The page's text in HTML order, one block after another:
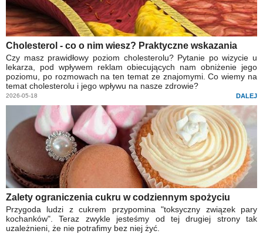
Cholesterol - co o nim wiesz? Praktyczne wskazania
Czy masz prawidłowy poziom cholesterolu? Pytanie po wizycie u
lekarza, pod wpływem reklam obiecujących nam obniżenie jego
poziomu, po rozmowach na ten temat ze znajomymi. Co wiemy na
temat cholesterolu i jego wpływu na nasze zdrowie?
2026-05-18 DALEJ
Zalety ograniczenia cukru w codziennym spożyciu
Przygoda ludzi z cukrem przypomina "toksyczny związek pary
kochanków". Teraz zwykle jesteśmy od tej drugiej strony tak
uzależnieni, że nie potrafimy bez niej żyć.